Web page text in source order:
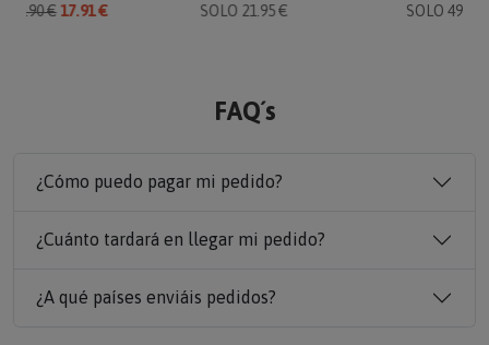
19.90 €17.91 €
SOLO 21.95 €
SOLO 49.90
FAQ´s
¿Cómo puedo pagar mi pedido?
¿Cuánto tardará en llegar mi pedido?
¿A qué países enviáis pedidos?